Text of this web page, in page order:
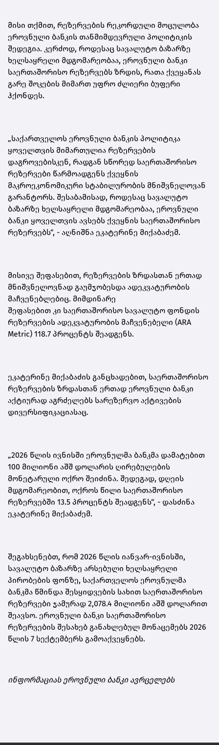
მისი თქმით, რეზერვების რეკორდული მოცულობა
ეროვნული ბანკის თანმიმდევრული პოლიტიკის
შედეგია. კერძოდ, როდესაც სავალუტო ბაზარზე
ხელსაყრელი მდგომარეობაა, ეროვნული ბანკი
საერთაშორისო რეზერვებს ზრდის, რათა ქვეყანას
გარე შოკების მიმართ უფრო ძლიერი ბუფერი
ჰქონდეს.
„საქართველოს ეროვნული ბანკის პოლიტიკა
ყოველთვის მიმართულია რეზერვების
დაგროვებისკენ, რადგან სწორედ საერთაშორისო
რეზერვები წარმოადგენს ქვეყნის
მაკროეკონომიკური სტაბილურობის მნიშვნელოვან
გარანტორს. შესაბამისად, როდესაც სავალუტო
ბაზარზე ხელსაყრელი მდგომარეობაა, ეროვნული
ბანკი ყოველთვის ავსებს ქვეყნის საერთაშორისო
რეზერვებს“, - აღნიშნა ეკატერინე მიქაბაძემ.
მისივე შეფასებით, რეზერვების ზრდასთან ერთად
მნიშვნელოვნად გაუმჯობესდა ადეკვატურობის
მაჩვენებლებიც. მიმდინარე
შეფასებით კი საერთაშორისო სავალუტო ფონდის
რეზერვების ადეკვატურობის მაჩვენებელი (ARA
Metric) 118.7 პროცენტს შეადგენს.
ეკატერინე მიქაბაძის განცხადებით, საერთაშორისო
რეზერვების ზრდასთან ერთად ეროვნული ბანკი
აქტიურად აგრძელებს სარეზერვო აქტივების
დივერსიფიკაციასაც.
„2026 წლის ივნისში ეროვნულმა ბანკმა დამატებით
100 მილიონი აშშ დოლარის ღირებულების
მონეტარული ოქრო შეიძინა. შედეგად, დღეის
მდგომარეობით, ოქროს წილი საერთაშორისო
რეზერვებში 13.5 პროცენტს შეადგენს“, - დასძინა
ეკატერინე მიქაბაძემ.
შეგახსენებთ, რომ 2026 წლის იანვარ-ივნისში,
სავალუტო ბაზარზე არსებული ხელსაყრელი
პირობების ფონზე, საქართველოს ეროვნულმა
ბანკმა წმინდა შესყიდვების სახით საერთაშორისო
რეზერვები ჯამურად 2,078.4 მილიონი აშშ დოლარით
შეავსო. ეროვნული ბანკი საერთაშორისო
რეზერვების შესახებ განახლებულ მონაცემებს 2026
წლის 7 სექტემბერს გამოაქვეყნებს.
ინფორმაციას ეროვნული ბანკი ავრცელებს